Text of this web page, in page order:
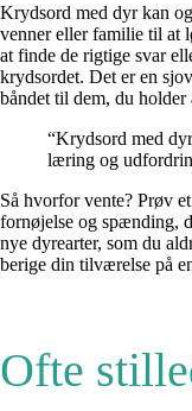
Krydsord med dyr kan
venner eller familie til at
at finde de rigtige svar
krydsordet. Det er en
båndet til dem, du holder
“Krydsord med
læring og
Så hvorfor vente? Prøv
fornøjelse og spænding,
nye dyrearter, som du
berige din tilværelse på
Ofte